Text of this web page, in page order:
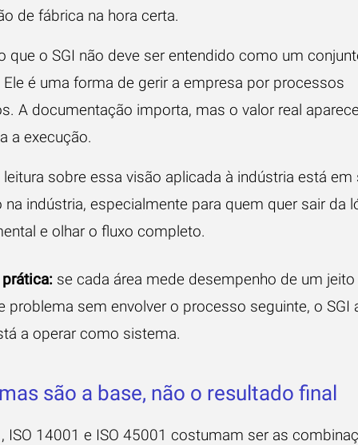
de fábrica na hora certa.
que o SGI não deve ser entendido como um
é uma forma de gerir a empresa por processos
A documentação importa, mas o valor real
a execução.
sobre essa visão aplicada à indústria está em
na indústria, especialmente para quem quer sair da
e olhar o fluxo completo.
se cada área mede desempenho de um jeito
problema sem envolver o processo seguinte, o SGI
a operar como sistema.
são a base, não o resultado final
ISO 14001 e ISO 45001 costumam ser as